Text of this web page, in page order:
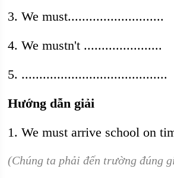
3. We must...........................
4. We mustn't ......................
5. .........................................
Hướng dẫn giải
1. We must arrive school on
(Chúng ta phải đến trường đúng